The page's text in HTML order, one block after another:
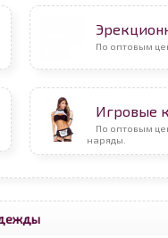
По оптовым
Игровые
По оптовым
наряды.